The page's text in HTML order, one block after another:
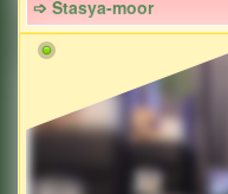
➩ Stasya-moor